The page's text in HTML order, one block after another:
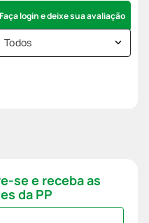
Faça login e deixe sua avaliação
Todos
se e receba as
da PP